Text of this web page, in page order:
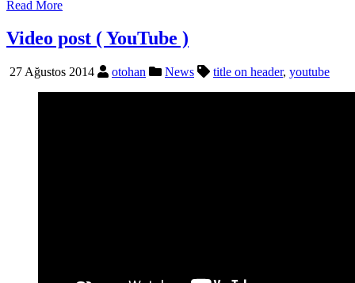
Read More
Video post ( YouTube )
27 Ağustos 2014 otohan News title on header, youtube